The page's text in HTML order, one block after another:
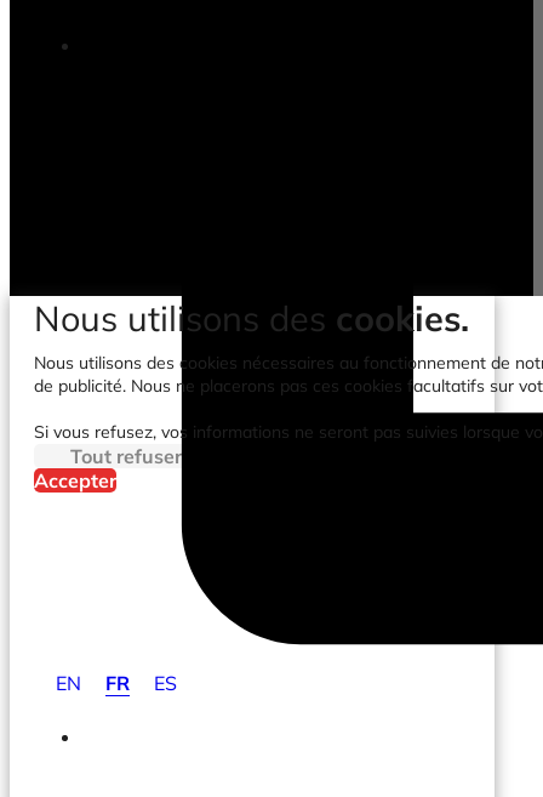
EN FR ES
Nous utilisons des cookies.
Nous utilisons des cookies nécessaires au fonctionnement de
de publicité. Nous ne placerons pas ces cookies facultatifs sur
Si vous refusez, vos informations ne seront pas suivies lorsque
Tout refuser
Accepter